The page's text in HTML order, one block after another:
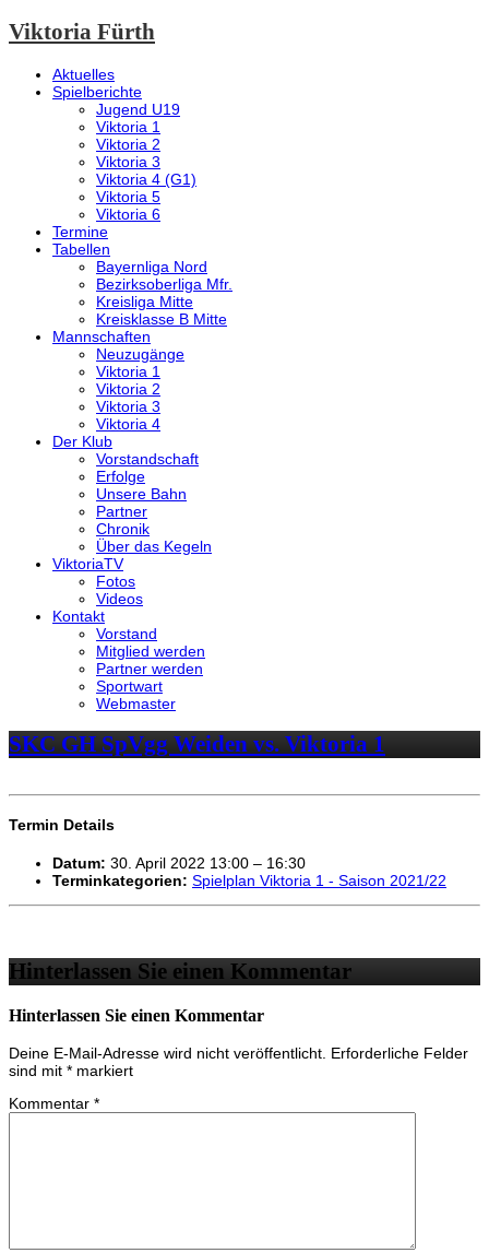
Viktoria Fürth
Aktuelles
Spielberichte
Jugend U19
Viktoria 1
Viktoria 2
Viktoria 3
Viktoria 4 (G1)
Viktoria 5
Viktoria 6
Termine
Tabellen
Bayernliga Nord
Bezirksoberliga Mfr.
Kreisliga Mitte
Kreisklasse B Mitte
Mannschaften
Neuzugänge
Viktoria 1
Viktoria 2
Viktoria 3
Viktoria 4
Der Klub
Vorstandschaft
Erfolge
Unsere Bahn
Partner
Chronik
Über das Kegeln
ViktoriaTV
Fotos
Videos
Kontakt
Vorstand
Mitglied werden
Partner werden
Sportwart
Webmaster
SKC GH SpVgg Weiden vs. Viktoria 1
Termin Details
Datum: 30. April 2022 13:00 – 16:30
Terminkategorien: Spielplan Viktoria 1 - Saison 2021/22
Hinterlassen Sie einen Kommentar
Hinterlassen Sie einen Kommentar
Deine E-Mail-Adresse wird nicht veröffentlicht. Erforderliche Felder
sind mit * markiert
Kommentar *